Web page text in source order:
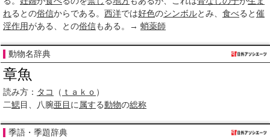
れるとの俗信からである。 西洋では好色のシンボルとみ、 食べると催
淫作用がある、との俗信もある。→ 蛸薬師
動物名辞典
章魚
読み方： タコ （ ｔａｋｏ ）
二鰓目、八腕亜目 に 属する動物の総称
季語・季題辞典